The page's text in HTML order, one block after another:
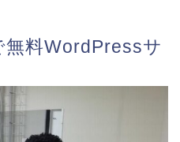
料WordPressサ